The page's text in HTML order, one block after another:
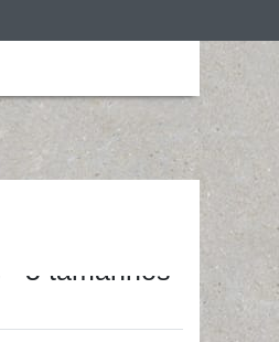
5 tamanhos